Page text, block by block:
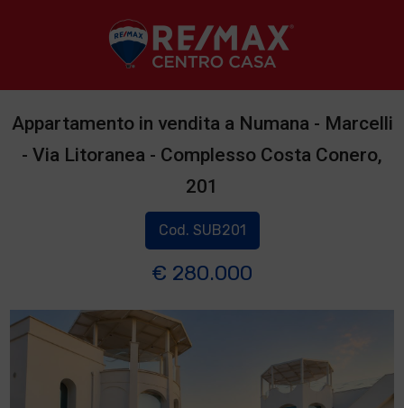
Appartamento in vendita a Numana - Marcelli
- Via Litoranea - Complesso Costa Conero,
201
Cod. SUB201
€ 280.000